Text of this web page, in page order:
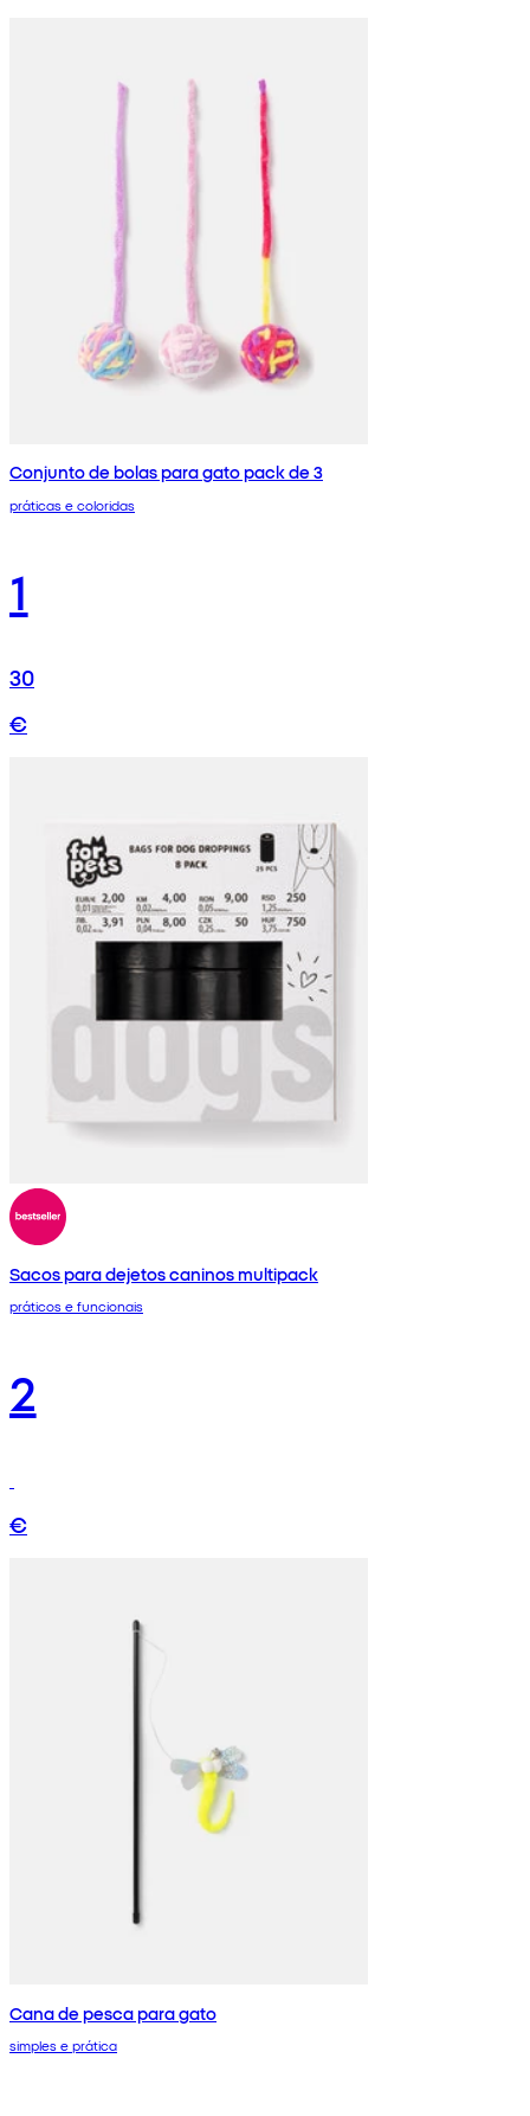
Conjunto de bolas para gato pack de 3
práticas e coloridas
1
30
€
Sacos para dejetos caninos multipack
práticos e funcionais
2
€
Cana de pesca para gato
simples e prática